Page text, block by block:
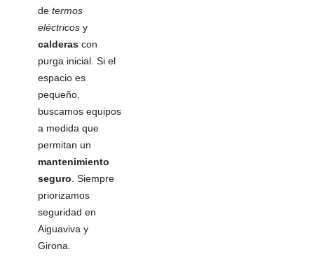
de termos
eléctricos y
calderas con
purga inicial. Si el
espacio es
pequeño,
buscamos equipos
a medida que
permitan un
mantenimiento
seguro . Siempre
priorizamos
seguridad en
Aiguaviva y
Girona.